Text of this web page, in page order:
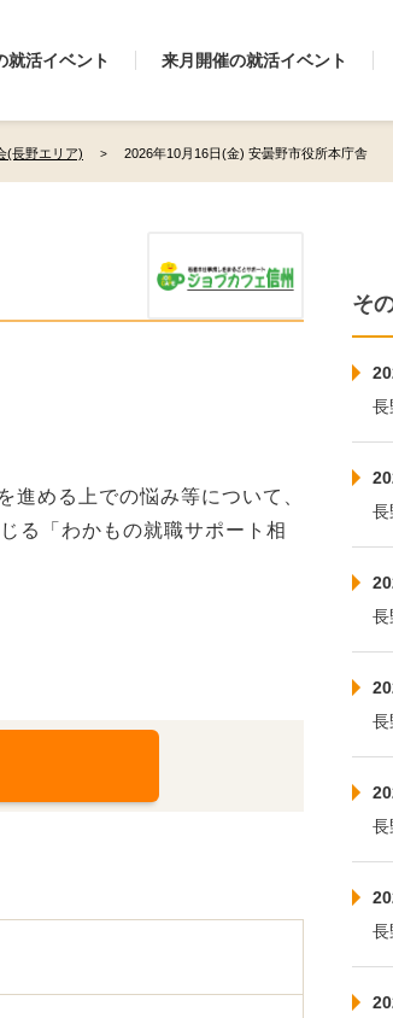
就活イベント 来月開催の就活イベント
(長野エリア) 2026年10月16日(金) 安曇野市役所本庁舎
進める上での悩み等について、
る「わかもの就職サポート相
そ
長
長
長
長
長
長